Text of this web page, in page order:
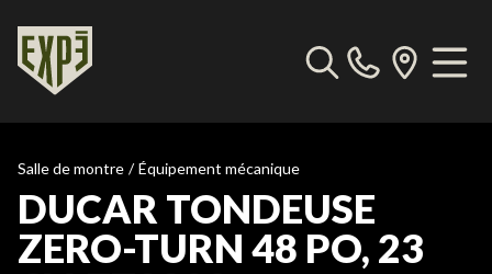
Salle de montre / Équipement mécanique
DUCAR TONDEUSE
ZERO-TURN 48 PO, 23